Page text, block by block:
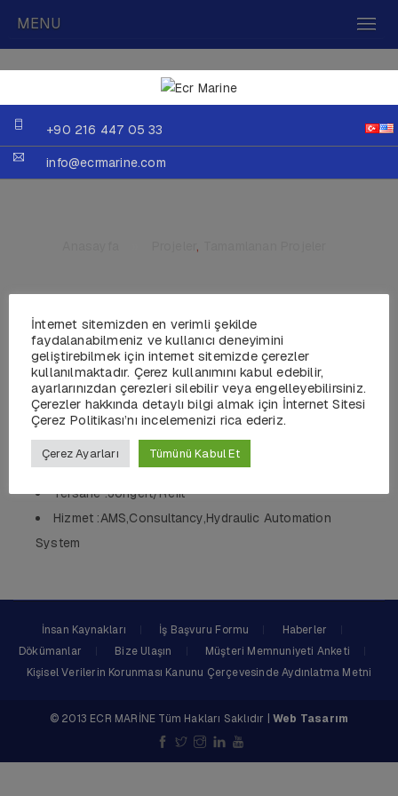
MENU
+90 216 447 05 33
info@ecrmarine.com
,
SY GUIYA
Yıl :2013
Uzunluk :26 MT
Gövde :Steel/Aluminum
QTY :AMS,Consultancy
Tersane :Jongert/Refit
Hizmet :AMS,Consultancy,Hydraulic Automation
System
İnsan Kaynakları İş Başvuru Formu
Haberler
Dökümanlar
Bize Ulaşın
Müşteri Memnuniyeti Anketi
Kişisel Verilerin Korunması Kanunu Çerçevesinde Aydınlatma Metni
© 2013 ECR MARİNE Tüm Hakları Saklıdır | Web Tasarım
İnternet sitemizden en verimli şekilde
faydalanabilmeniz ve kullanıcı deneyimini
geliştirebilmek için internet sitemizde çerezler
kullanılmaktadır. Çerez kullanımını kabul edebilir,
ayarlarınızdan çerezleri silebilir veya engelleyebilirsiniz.
Çerezler hakkında detaylı bilgi almak için İnternet Sitesi
Çerez Politikası’nı incelemenizi rica ederiz.
Çerez Ayarları Tümünü Kabul Et